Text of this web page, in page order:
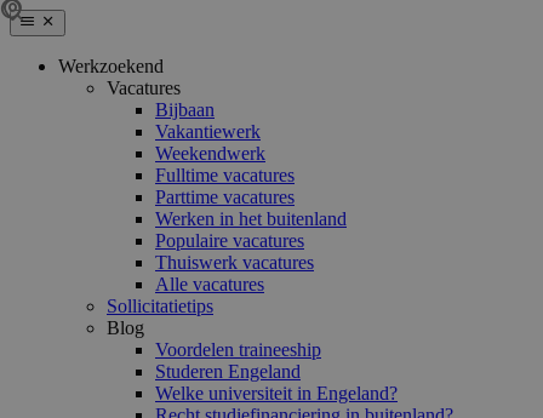
Werkzoekend
Vacatures
Bijbaan
Vakantiewerk
Weekendwerk
Fulltime vacatures
Parttime vacatures
Werken in het buitenland
Populaire vacatures
Thuiswerk vacatures
Alle vacatures
Sollicitatietips
Blog
Voordelen traineeship
Studeren Engeland
Welke universiteit in Engeland?